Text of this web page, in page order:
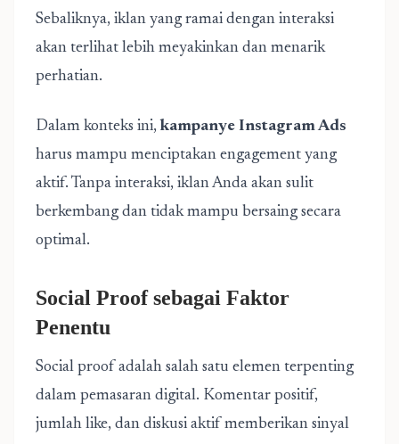
Sebaliknya, iklan yang ramai dengan interaksi
akan terlihat lebih meyakinkan dan menarik
perhatian.
Dalam konteks ini, kampanye Instagram Ads
harus mampu menciptakan engagement yang
aktif. Tanpa interaksi, iklan Anda akan sulit
berkembang dan tidak mampu bersaing secara
optimal.
Social Proof sebagai Faktor
Penentu
Social proof adalah salah satu elemen terpenting
dalam pemasaran digital. Komentar positif,
jumlah like, dan diskusi aktif memberikan sinyal